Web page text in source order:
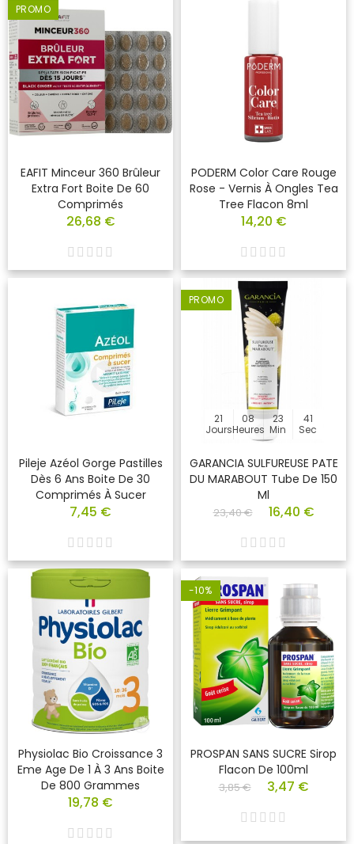
PROMO
EAFIT Minceur 360 Brûleur
Extra Fort Boite De 60
Comprimés
26,68 €
PODERM Color Care Rouge
Rose - Vernis À Ongles Tea
Tree Flacon 8ml
14,20 €
Pileje Azéol Gorge Pastilles
Dès 6 Ans Boite De 30
Comprimés À Sucer
7,45 €
PROMO
21
Jours
08
Heures
23
Min
40
Sec
GARANCIA SULFUREUSE PATE
DU MARABOUT Tube De 150
Ml
23,40 € 16,40 €
Physiolac Bio Croissance 3
Eme Age De 1 À 3 Ans Boite
De 800 Grammes
19,78 €
-10%
PROSPAN SANS SUCRE Sirop
Flacon De 100ml
3,85 € 3,47 €